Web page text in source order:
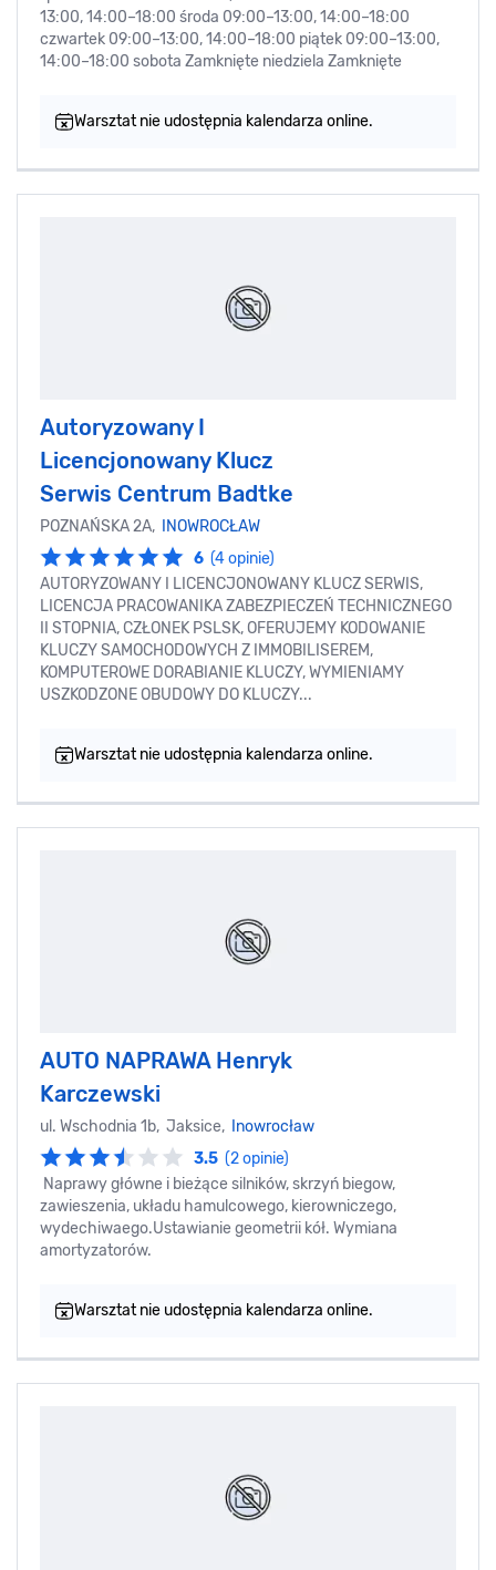
13:00, 14:00–18:00 środa 09:00–13:00, 14:00–18:00
czwartek 09:00–13:00, 14:00–18:00 piątek 09:00–13:00,
14:00–18:00 sobota Zamknięte niedziela Zamknięte
Warsztat nie udostępnia kalendarza online.
Autoryzowany I
Licencjonowany Klucz
Serwis Centrum Badtke
POZNAŃSKA 2A,
INOWROCŁAW
6 (4 opinie)
AUTORYZOWANY I LICENCJONOWANY KLUCZ SERWIS,
LICENCJA PRACOWANIKA ZABEZPIECZEŃ TECHNICZNEGO
II STOPNIA, CZŁONEK PSLSK, OFERUJEMY KODOWANIE
KLUCZY SAMOCHODOWYCH Z IMMOBILISEREM,
KOMPUTEROWE DORABIANIE KLUCZY, WYMIENIAMY
USZKODZONE OBUDOWY DO KLUCZY...
Warsztat nie udostępnia kalendarza online.
AUTO NAPRAWA Henryk
Karczewski
ul. Wschodnia 1b, Jaksice,
Inowrocław
3.5 (2 opinie)
Naprawy główne i bieżące silników, skrzyń biegow,
zawieszenia, układu hamulcowego, kierowniczego,
wydechiwaego.Ustawianie geometrii kół. Wymiana
amortyzatorów.
Warsztat nie udostępnia kalendarza online.